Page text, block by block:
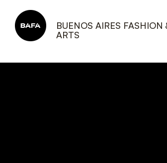
BUENOS AIRES FASHION
ARTS